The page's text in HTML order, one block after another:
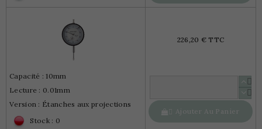
Capacité : 10mm
Lecture : 0.01mm
Version : Étanches aux projections
Stock : 0
226,20 € TTC
Ajouter Au Panier